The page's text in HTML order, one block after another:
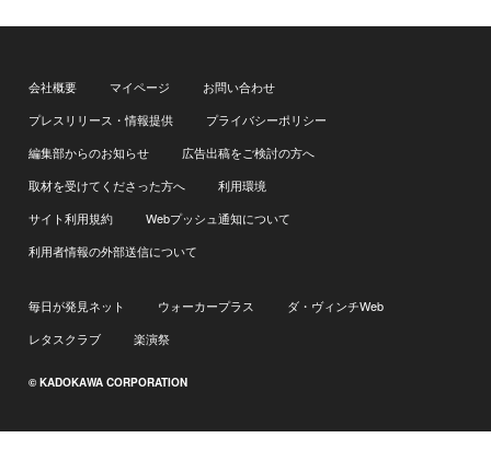
会社概要 マイページ
お問い合わせ
プレスリリース・情報提供
プライバシーポリシー
編集部からのお知らせ
広告出稿をご検討の方へ
取材を受けてくださった方へ
利用環境
サイト利用規約
Webプッシュ通知について
利用者情報の外部送信について
毎日が発見ネット ウォーカープラス
ダ・ヴィンチWeb
レタスクラブ
楽演祭
© KADOKAWA CORPORATION